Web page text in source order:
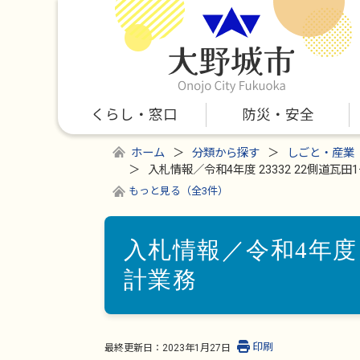
くらし・窓口 防災・安全
ホーム 分類から探す
しごと・産業
入札情報／令和4年度 23332 22側道瓦田
もっと見る（全3件）
入札情報／令和4年
計業務
最終更新日： 2023年1月27日 印刷